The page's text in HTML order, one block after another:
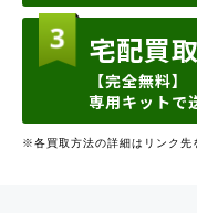
宅配買取
【完全無料】
専用キットで
※各買取方法の詳細はリンク先